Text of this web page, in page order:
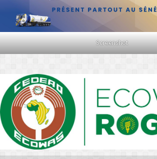
Screenshot